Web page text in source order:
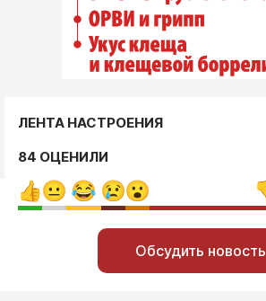
ЛЕНТА НАСТРОЕНИЯ
84 ОЦЕНИЛИ
Обсудить новость